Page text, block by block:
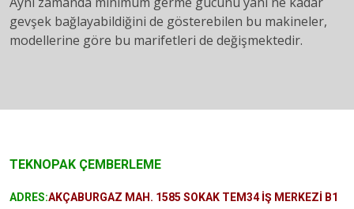
gevşek bağlayabildiğini de gösterebilen bu makineler,
modellerine göre bu marifetleri de değişmektedir.
TEKNOPAK ÇEMBERLEME
ADRES:AKÇABURGAZ MAH. 1585 SOKAK TEM34 İŞ MERKEZİ B1